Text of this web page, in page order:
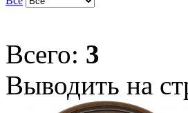
Всего: 3
Выводить на